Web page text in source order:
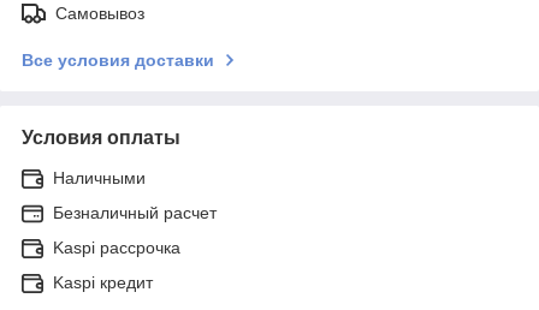
Самовывоз
Все условия доставки
Условия оплаты
Наличными
Безналичный расчет
Kaspi рассрочка
Kaspi кредит